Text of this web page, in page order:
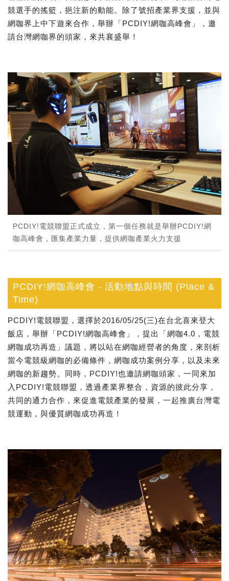
競選手的搖籃，挹注新的動能。除了號招產業界支援，並與
網咖界上中下遊來合作，舉辦「PCDIY!網咖高峰會」，邀
請台灣網咖界的頭家，來共襄盛舉！
PCDIY!電競聯盟正式成立，第一個任務就是舉辦PCDIY!網
咖高峰會，匯集產業力量，提供網咖產業火力支援
PCDIY!網咖高峰會 - 活動地點與時間 (Place &
Time)
PCDIY!電競聯盟，選擇於2016/05/25(三)在台北喜來登大
飯店，舉辦「PCDIY!網咖高峰會」，提出「網咖4.0，電競
網咖成功再造」議題，將以站在網咖經營者的角度，來剖析
當今電競級網咖的必備條件，網咖成功案例分享，以及未來
網咖的新趨勢。同時，PCDIY!也邀請網咖頭家，一同來加
入PCDIY!電競聯盟，透過產業界整合，資源的彼此分享，
共同的通力合作，來促進電競產業的發展，一起推廣台灣電
競運動，與優質網咖成功再造！